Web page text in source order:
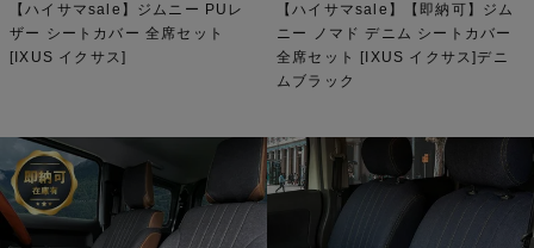
【ハイサマsale】ジムニー PUレ
ザー シートカバー 全席セット
[IXUS イクサス]
【ハイサマsale】【即納可】ジム
ニー ノマド デニム シートカバー
全席セット [IXUS イクサス]デニ
ムブラック